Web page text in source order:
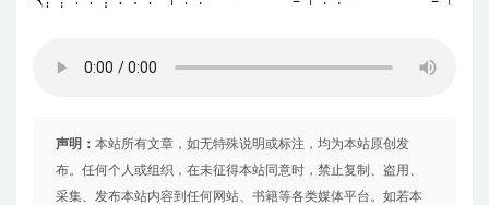
声明： 本站所有文章，如无特殊说明或标注，均为本站原创发
布。任何个人或组织，在未征得本站同意时，禁止复制、盗用、
采集、发布本站内容到任何网站、书籍等各类媒体平台。如若本